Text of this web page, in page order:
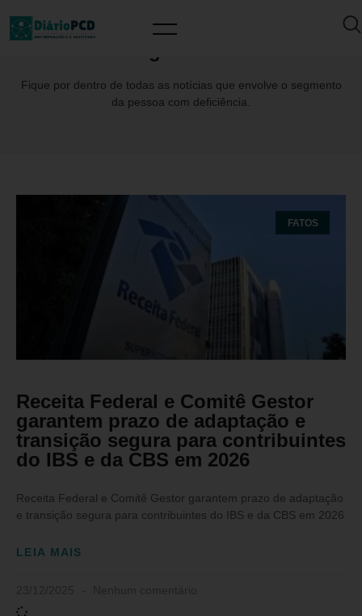
Fique por dentro de todas as notícias que envolve o segmento
da pessoa com deficiência.
FATOS
Receita Federal e Comitê Gestor
garantem prazo de adaptação e
transição segura para contribuintes
do IBS e da CBS em 2026
Receita Federal e Comitê Gestor garantem prazo de adaptação
e transição segura para contribuintes do IBS e da CBS em 2026
LEIA MAIS